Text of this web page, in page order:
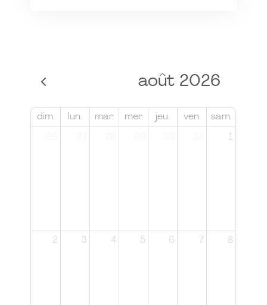
août 2026
dim. lun. mar. mer. jeu. ven. sam.
1
2 3 4 5 6 7 8